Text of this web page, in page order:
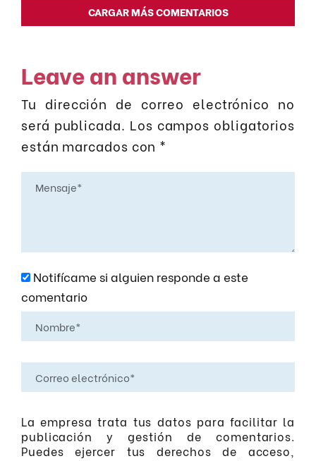
CARGAR MÁS COMENTARIOS
Leave an answer
Tu dirección de correo electrónico no
será publicada. Los campos obligatorios
están marcados con *
Notifícame si alguien responde a este
comentario
La empresa trata tus datos para facilitar la
publicación y gestión de comentarios.
Puedes ejercer tus derechos de acceso,